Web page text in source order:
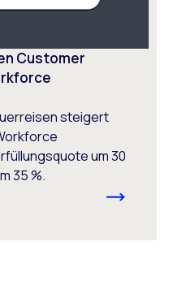
Customer
steigert
um 30
35 %.